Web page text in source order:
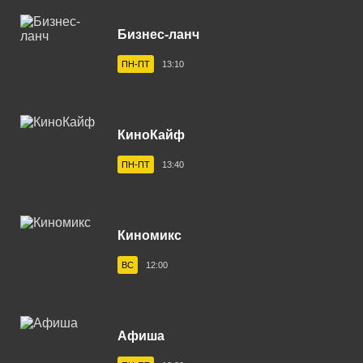
Верхняя Салда 102.6 FM
Владимир 102.9 FM
Волгоград 100.6 FM
Волгодонск 100.3 FM
Волхов 107.2 FM
Воркута 102.2 FM
Воткинск 94.1 FM
Вуктыл 100.3 FM
Бизнес-ланч
ПН-ПТ 13:10
КиноКайф
ПН-ПТ 13:40
Киномикс
ВС 12:00
Афиша